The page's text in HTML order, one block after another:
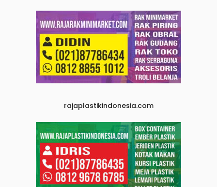
rajaplastikindonesia.com